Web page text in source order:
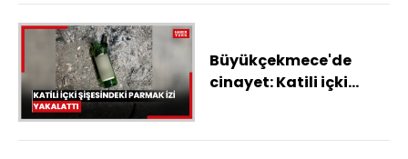
eritilince ortaya çıktı
Büyükçekmece'de
cinayet: Katili içki